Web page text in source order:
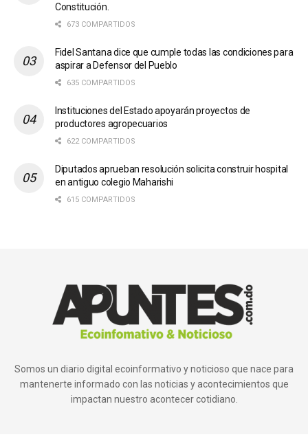
Constitución.
673 COMPARTIDOS
Fidel Santana dice que cumple todas las condiciones para
aspirar a Defensor del Pueblo
635 COMPARTIDOS
Instituciones del Estado apoyarán proyectos de
productores agropecuarios
622 COMPARTIDOS
Diputados aprueban resolución solicita construir hospital
en antiguo colegio Maharishi
615 COMPARTIDOS
Somos un diario digital ecoinformativo y noticioso que nace para
mantenerte informado con las noticias y acontecimientos que
impactan nuestro acontecer cotidiano.